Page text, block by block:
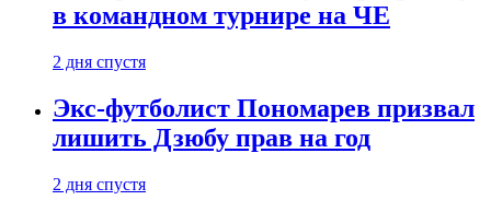
в командном турнире на ЧЕ
2 дня спустя
Экс-футболист Пономарев призвал
лишить Дзюбу прав на год
2 дня спустя